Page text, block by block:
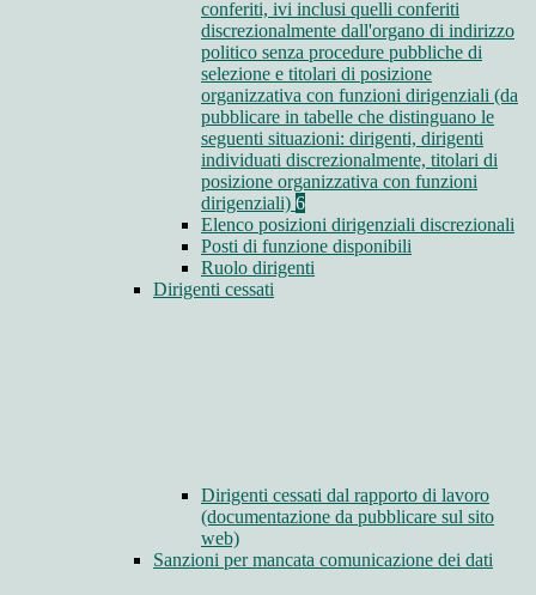
conferiti, ivi inclusi quelli conferiti
discrezionalmente dall'organo di indirizzo
politico senza procedure pubbliche di
selezione e titolari di posizione
organizzativa con funzioni dirigenziali (da
pubblicare in tabelle che distinguano le
seguenti situazioni: dirigenti, dirigenti
individuati discrezionalmente, titolari di
posizione organizzativa con funzioni
dirigenziali) 6
Elenco posizioni dirigenziali discrezionali
Posti di funzione disponibili
Ruolo dirigenti
Dirigenti cessati
Dirigenti cessati dal rapporto di lavoro
(documentazione da pubblicare sul sito
web)
Sanzioni per mancata comunicazione dei dati